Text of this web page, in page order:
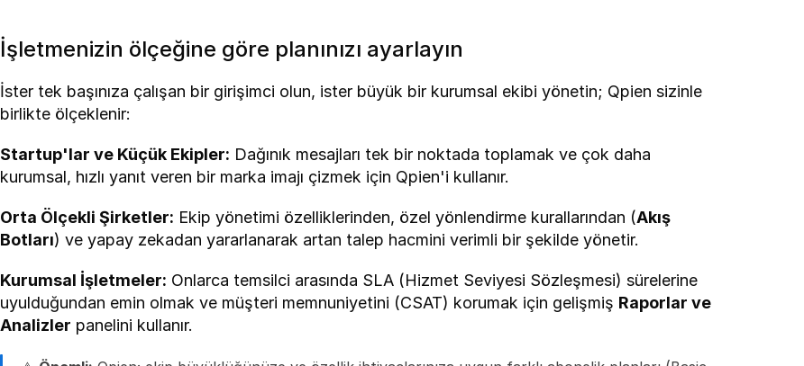
İşletmenizin ölçeğine göre planınızı ayarlayın
İster tek başınıza çalışan bir girişimci olun, ister büyük bir kurumsal ekibi yönetin; Qpien sizinle
birlikte ölçeklenir:
Startup'lar ve Küçük Ekipler: Dağınık mesajları tek bir noktada toplamak ve çok daha
kurumsal, hızlı yanıt veren bir marka imajı çizmek için Qpien'i kullanır.
Orta Ölçekli Şirketler: Ekip yönetimi özelliklerinden, özel yönlendirme kurallarından (Akış
Botları) ve yapay zekadan yararlanarak artan talep hacmini verimli bir şekilde yönetir.
Kurumsal İşletmeler: Onlarca temsilci arasında SLA (Hizmet Seviyesi Sözleşmesi) sürelerine
uyulduğundan emin olmak ve müşteri memnuniyetini (CSAT) korumak için gelişmiş Raporlar ve
Analizler panelini kullanır.